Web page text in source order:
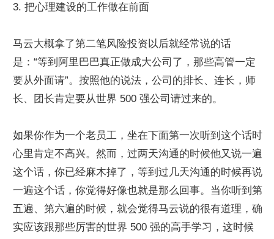
3. 把心理建设的工作做在前面
马云大概拿了第二笔风险投资以后就经常说的话
是：“等到阿里巴巴真正做成大公司了，那些高管一定
要从外面请”。按照他的说法，公司的排长、连长，师
长、团长肯定要从世界 500 强公司请过来的。
如果你作为一个老员工，坐在下面第一次听到这个话时
心里肯定不高兴。然而，过两天沟通的时候他又说一遍
这个话，你已经麻木掉了，等到过几天沟通的时候再说
一遍这个话，你觉得好像也就是那么回事。当你听到第
五遍、第六遍的时候，就会觉得马云说的很有道理，确
实应该跟那些厉害的世界 500 强的高手学习，这时候